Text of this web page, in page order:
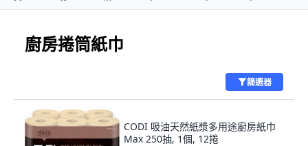
廚房捲筒紙巾
篩選器
CODI 吸油天然紙漿多用途廚房紙巾
Max 250抽, 1個, 12捲